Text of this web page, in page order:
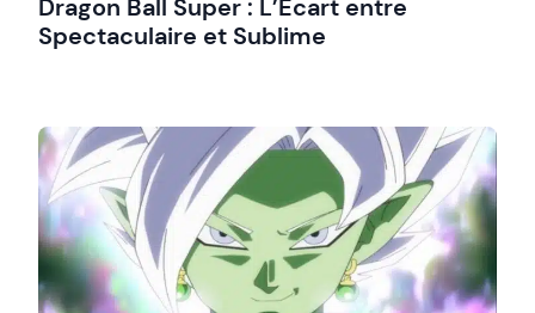
Dragon Ball Super : L’Écart entre
Spectaculaire et Sublime